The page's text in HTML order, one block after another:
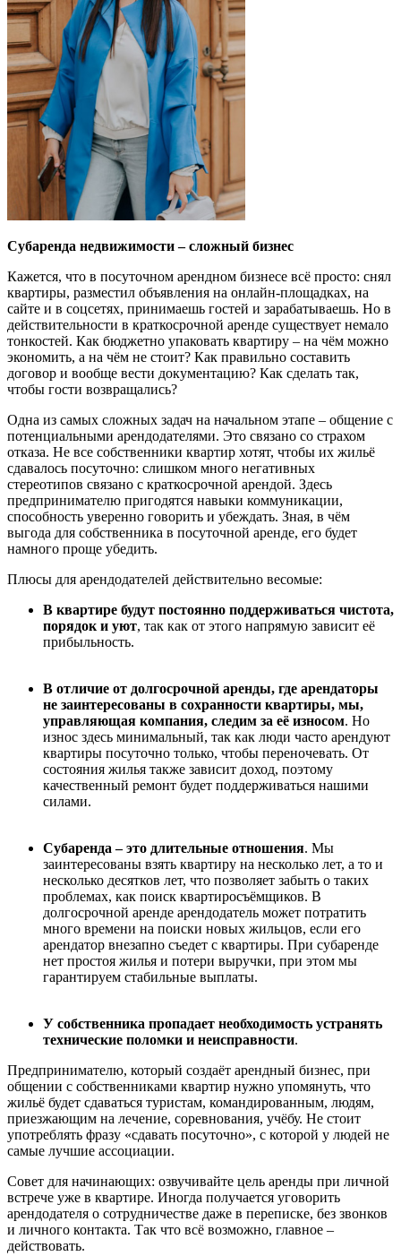
Субаренда недвижимости – сложный бизнес
Кажется, что в посуточном арендном бизнесе всё просто: снял
квартиры, разместил объявления на онлайн-площадках, на
сайте и в соцсетях, принимаешь гостей и зарабатываешь. Но в
действительности в краткосрочной аренде существует немало
тонкостей. Как бюджетно упаковать квартиру – на чём можно
экономить, а на чём не стоит? Как правильно составить
договор и вообще вести документацию? Как сделать так,
чтобы гости возвращались?
Одна из самых сложных задач на начальном этапе – общение с
потенциальными арендодателями. Это связано со страхом
отказа. Не все собственники квартир хотят, чтобы их жильё
сдавалось посуточно: слишком много негативных
стереотипов связано с краткосрочной арендой. Здесь
предпринимателю пригодятся навыки коммуникации,
способность уверенно говорить и убеждать. Зная, в чём
выгода для собственника в посуточной аренде, его будет
намного проще убедить.
Плюсы для арендодателей действительно весомые:
В квартире будут постоянно поддерживаться чистота,
порядок и уют, так как от этого напрямую зависит её
прибыльность.
В отличие от долгосрочной аренды, где арендаторы
не заинтересованы в сохранности квартиры, мы,
управляющая компания, следим за её износом. Но
износ здесь минимальный, так как люди часто арендуют
квартиры посуточно только, чтобы переночевать. От
состояния жилья также зависит доход, поэтому
качественный ремонт будет поддерживаться нашими
силами.
Субаренда – это длительные отношения. Мы
заинтересованы взять квартиру на несколько лет, а то и
несколько десятков лет, что позволяет забыть о таких
проблемах, как поиск квартиросъёмщиков. В
долгосрочной аренде арендодатель может потратить
много времени на поиски новых жильцов, если его
арендатор внезапно съедет с квартиры. При субаренде
нет простоя жилья и потери выручки, при этом мы
гарантируем стабильные выплаты.
У собственника пропадает необходимость устранять
технические поломки и неисправности.
Предпринимателю, который создаёт арендный бизнес, при
общении с собственниками квартир нужно упомянуть, что
жильё будет сдаваться туристам, командированным, людям,
приезжающим на лечение, соревнования, учёбу. Не стоит
употреблять фразу «сдавать посуточно», с которой у людей не
самые лучшие ассоциации.
Совет для начинающих: озвучивайте цель аренды при личной
встрече уже в квартире. Иногда получается уговорить
арендодателя о сотрудничестве даже в переписке, без звонков
и личного контакта. Так что всё возможно, главное –
действовать.